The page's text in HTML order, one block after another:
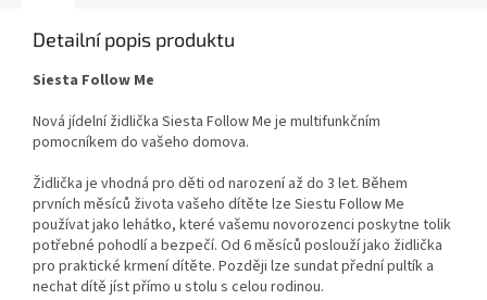
Detailní popis produktu
Siesta Follow Me
Nová jídelní židlička Siesta Follow Me je multifunkčním
pomocníkem do vašeho domova.
Židlička je vhodná pro děti od narození až do 3 let. Během
prvních měsíců života vašeho dítěte lze Siestu Follow Me
používat jako lehátko, které vašemu novorozenci poskytne tolik
potřebné pohodlí a bezpečí. Od 6 měsíců poslouží jako židlička
pro praktické krmení dítěte. Později lze sundat přední pultík a
nechat dítě jíst přímo u stolu s celou rodinou.